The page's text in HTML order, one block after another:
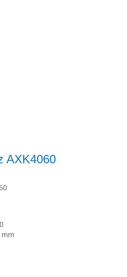
AXK4060
mm